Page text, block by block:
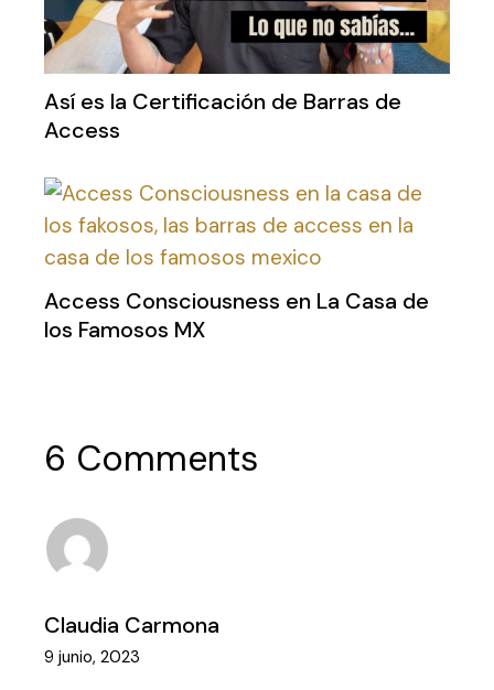
Así es la Certificación de Barras de
Access
Access Consciousness en La Casa de
los Famosos MX
6 Comments
Claudia Carmona
9 junio, 2023